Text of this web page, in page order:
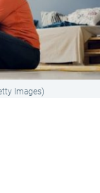
Images)